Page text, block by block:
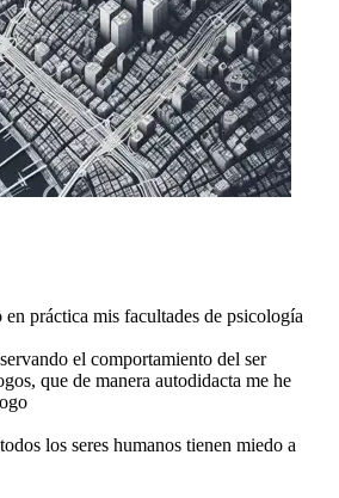
práctica mis facultades de psicología
el comportamiento del ser
que de manera autodidacta me he
los seres humanos tienen miedo a